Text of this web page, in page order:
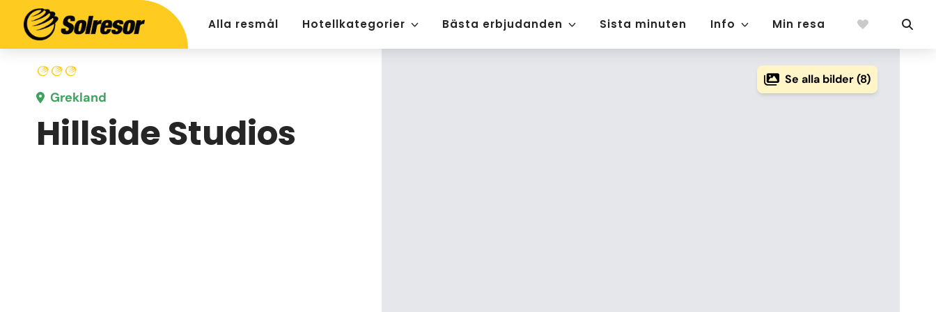
Alla resmål Hotellkategorier Bästa erbjudanden Sista minuten Info Min resa
Grekland
Hillside Studios
Se alla bilder (8)